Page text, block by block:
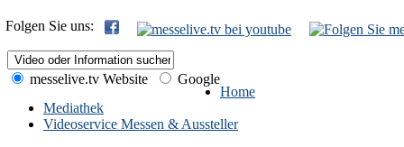
Folgen Sie uns:
messelive.tv Website
Google
Home
Mediathek
Videoservice Messen & Aussteller